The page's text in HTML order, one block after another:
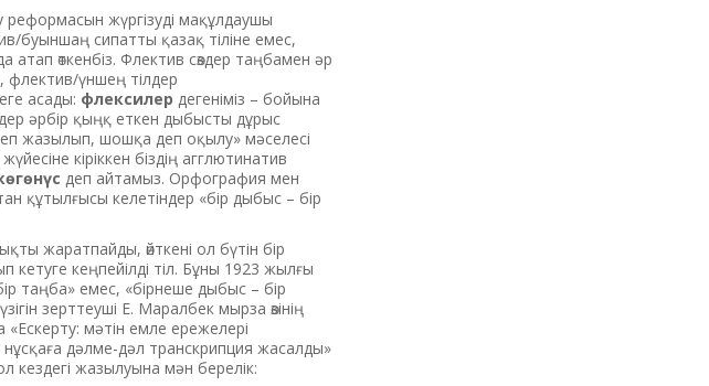
жүргізуді мақұлдаушы
буыншаң сипатты қазақ тіліне емес,
атап өткенбіз. Флектив сөздер таңбамен әр
флектив/үншең тілдер
асады: флексилер дегеніміз – бойына
әрбір қыңқ еткен дыбысты дұрыс
жазылып, шошқа деп оқылу» мәселесі
кіріккен біздің агглютинатив
деп айтамыз. Орфография мен
құтылғысы келетіндер «бір дыбыс – бір
жаратпайды, өйткені ол бүтін бір
кеңпейілді тіл. Бұны 1923 жылғы
таңба» емес, «бірнеше дыбыс – бір
зерттеуші Е. Маралбек мырза өзінің
мәтін емле ережелері
дәлме-дәл транскрипция жасалды»
кездегі жазылуына мән берелік: